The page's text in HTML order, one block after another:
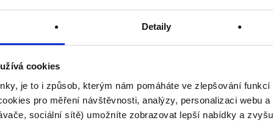
Detaily
cookies
je to i způsob, kterým nám pomáháte ve zlepšování
pro měření návštěvnosti, analýzy, personalizaci webu
sociální sítě) umožníte zobrazovat lepší nabídky a